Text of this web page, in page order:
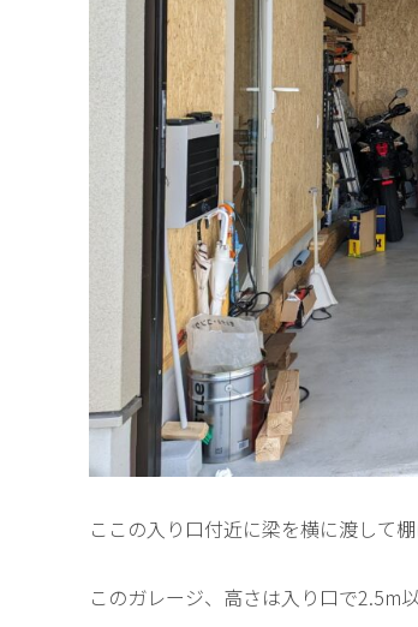
ここの入り口付近に梁を横に渡して
このガレージ、高さは入り口で2.5m